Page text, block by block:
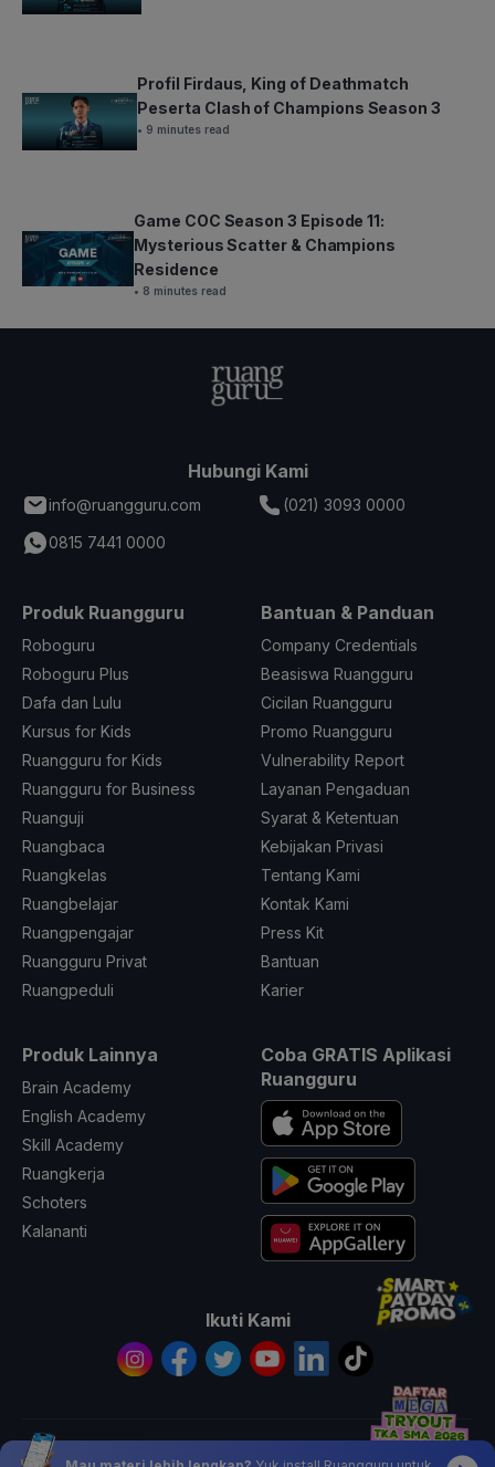
Profil Firdaus, King of Deathmatch
Peserta Clash of Champions Season 3
• 9 minutes read
Game COC Season 3 Episode 11:
Mysterious Scatter & Champions
Residence
• 8 minutes read
Hubungi Kami
info@ruangguru.com
(021) 3093 0000
0815 7441 0000
Produk Ruangguru
Roboguru
Roboguru Plus
Dafa dan Lulu
Kursus for Kids
Ruangguru for Kids
Ruangguru for Business
Ruanguji
Ruangbaca
Ruangkelas
Ruangbelajar
Ruangpengajar
Ruangguru Privat
Ruangpeduli
Bantuan & Panduan
Company Credentials
Beasiswa Ruangguru
Cicilan Ruangguru
Promo Ruangguru
Vulnerability Report
Layanan Pengaduan
Syarat & Ketentuan
Kebijakan Privasi
Tentang Kami
Kontak Kami
Press Kit
Bantuan
Karier
Produk Lainnya
Brain Academy
English Academy
Skill Academy
Ruangkerja
Schoters
Kalananti
Coba GRATIS Aplikasi
Ruangguru
Ikuti Kami
© 2026 All Rights Reserved PT. Ruang Raya Indonesia